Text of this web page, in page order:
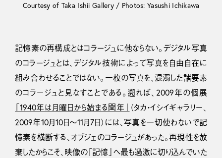
Courtesy of Taka Ishii Gallery / Photos: Yasushi Ichikawa
記憶素の再構成とはコラージュに他ならない。デジタル写真
のコラージュとは、デジタル技術によって写真を自由自在に
組み合わせることではない。一枚の写真を、混濁した諸要素
のコラージュと見なすことである。遡れば、2009年の個展
「1940年は月曜日から始まる閏年」
（タカ・イシイギャラリー、
2009年10月10日〜11月7日）には、写真を一切使わないで記
憶素を横断する、オブジェのコラージュがあった。再現性を放
棄したからこそ、映像の「記憶」へ最も過激に切り込んでいた